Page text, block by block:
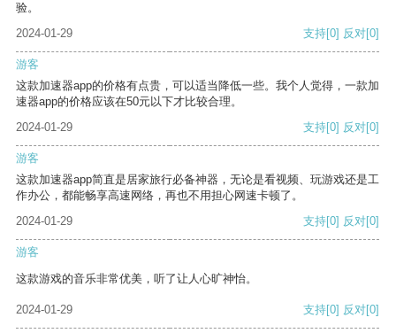
验。
2024-01-29
支持[0] 反对[0]
游客
这款加速器app的价格有点贵，可以适当降低一些。我个人觉得，一款加
速器app的价格应该在50元以下才比较合理。
2024-01-29
支持[0] 反对[0]
游客
这款加速器app简直是居家旅行必备神器，无论是看视频、玩游戏还是工
作办公，都能畅享高速网络，再也不用担心网速卡顿了。
2024-01-29
支持[0] 反对[0]
游客
这款游戏的音乐非常优美，听了让人心旷神怡。
2024-01-29 支持[0] 反对[0]